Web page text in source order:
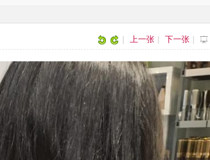
| 上一张 | 下一张 |